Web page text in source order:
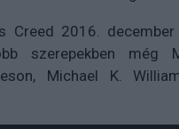
Creed 2016.
szerepekben még
Michael K.